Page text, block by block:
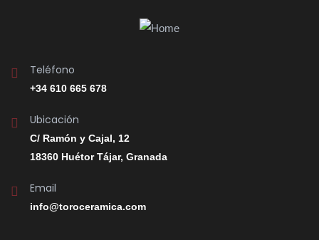
Teléfono
+34 610 665 678
Ubicación
C/ Ramón y Cajal, 12
18360 Huétor Tájar, Granada
Email
info@toroceramica.com